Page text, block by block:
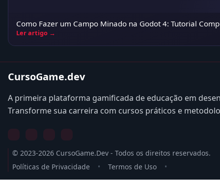
Como Fazer um Campo Minado na Godot 4: Tutorial
Ler artigo →
CursoGame.dev
A primeira plataforma gamificada de educação em
Transforme sua carreira com cursos práticos e
© 2023-2026 CursoGame.Dev - Todos os direitos reservados.
Políticas de Privacidade
• Termos de Uso •